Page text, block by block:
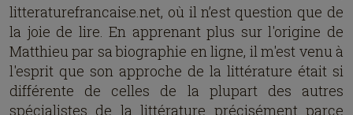
litteraturefrancaise.net, où il n’est question que de
la joie de lire. En apprenant plus sur l'origine de
Matthieu par sa biographie en ligne, il m'est venu à
l'esprit que son approche de la littérature était si
différente de celles de la plupart des autres
spécialistes de la littérature précisément parce